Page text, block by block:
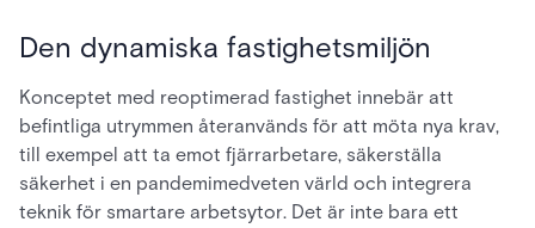
Den dynamiska fastighetsmiljön
Konceptet med reoptimerad fastighet innebär att
befintliga utrymmen återanvänds för att möta nya krav,
till exempel att ta emot fjärrarbetare, säkerställa
säkerhet i en pandemimedveten värld och integrera
teknik för smartare arbetsytor. Det är inte bara ett